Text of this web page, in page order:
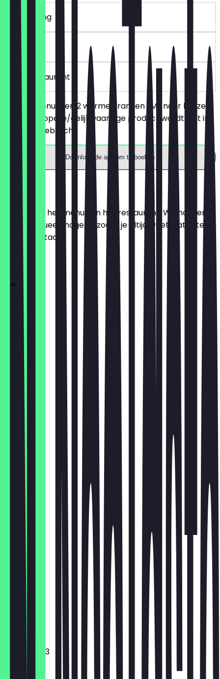
~€ 9 korting
30 dagen
in het restaurant
Bestel 2 donuts en 2 warme dranken (M) naar keuze,
het goedkopere/gelijkwaardige product wordt niet in
rekening gebracht.
Download de app om te boeken
Hier vind je het menu van het restaurant. We houden
het zo actueel mogelijk, zodat je altijd weet wat je te
wachten staat.
1 Donut
€ 3,10
3er Box
€ 9,30
6er Box
€ 15,50
12er Box
€ 27,90
€ 18,00
Brownie
€ 3,10
Cookie
€ 3,10
Croissant
Muffin
Mini donut 3